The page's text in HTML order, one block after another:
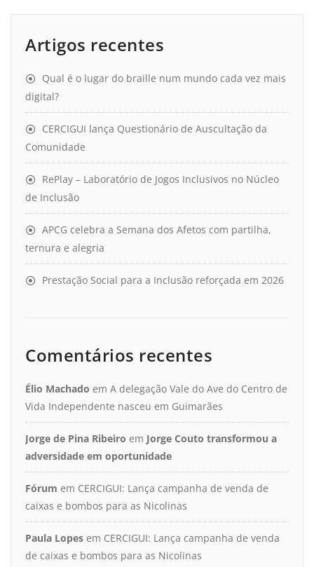
Artigos recentes
Qual é o lugar do braille num mundo cada vez mais
digital?
CERCIGUI lança Questionário de Auscultação da
Comunidade
RePlay – Laboratório de Jogos Inclusivos no Núcleo
de Inclusão
APCG celebra a Semana dos Afetos com partilha,
ternura e alegria
Prestação Social para a Inclusão reforçada em 2026
Comentários recentes
Élio Machado em A delegação Vale do Ave do Centro de
Vida Independente nasceu em Guimarães
Jorge de Pina Ribeiro em Jorge Couto transformou a
adversidade em oportunidade
Fórum em CERCIGUI: Lança campanha de venda de
caixas e bombos para as Nicolinas
Paula Lopes em CERCIGUI: Lança campanha de venda
de caixas e bombos para as Nicolinas